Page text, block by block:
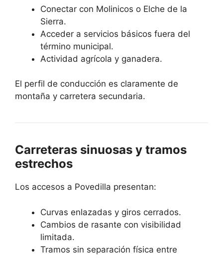
Conectar con Molinicos o Elche de la
Sierra.
Acceder a servicios básicos fuera del
término municipal.
Actividad agrícola y ganadera.
El perfil de conducción es claramente de
montaña y carretera secundaria.
Carreteras sinuosas y tramos
estrechos
Los accesos a Povedilla presentan:
Curvas enlazadas y giros cerrados.
Cambios de rasante con visibilidad
limitada.
Tramos sin separación física entre